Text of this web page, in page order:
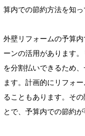
算内での節約方法を知っ
外壁リフォームの予算
ーンの活用があります
を分割払いできるため
ます。計画的にリフォ
ることもあります。そ
とで、予算内での節約が